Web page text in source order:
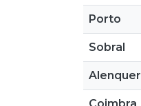
Porto
Sobral
Alenquer